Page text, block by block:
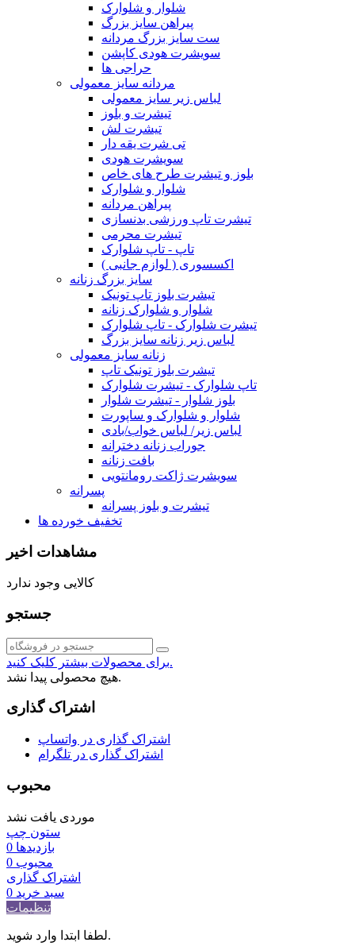
شلوار و شلوارک
پیراهن سایز بزرگ
ست سایز بزرگ مردانه
سویشرت هودی کاپشن
حراجی ها
مردانه سایز معمولی
لباس زیر سایز معمولی
تیشرت و بلوز
تیشرت لش
تی شرت یقه دار
سویشرت هودی
بلوز و تیشرت طرح های خاص
شلوار و شلوارک
پیراهن مردانه
تیشرت تاپ ورزشی بدنسازی
تیشرت محرمی
تاپ - تاپ شلوارک
اکسسوری ( لوازم جانبی )
سایز بزرگ زنانه
تیشرت بلوز تاپ تونیک
شلوار و شلوارک زنانه
تیشرت شلوارک - تاپ شلوارک
لباس زیر زنانه سایز بزرگ
زنانه سایز معمولی
تیشرت بلوز تونیک تاپ
تاپ شلوارک - تیشرت شلوارک
بلوز شلوار - تیشرت شلوار
شلوار و شلوارک و ساپورت
لباس زیر/ لباس خواب/بادی
جوراب زنانه دخترانه
بافت زنانه
سویشرت ژاکت رومانتویی
پسرانه
تیشرت و بلوز پسرانه
تخفیف خورده ها
مشاهدات اخیر
کالایی وجود ندارد
جستجو
برای محصولات بیشتر کلیک کنید.
هیچ محصولی پیدا نشد.
اشتراک گذاری
اشتراک گذاری در واتساپ
اشتراک گذاری در تلگرام
محبوب
موردی یافت نشد
ستون چپ
بازدیدها 0
محبوب 0
اشتراک گذاری
سبد خرید 0
تنظیمات
لطفا ابتدا وارد شوید.